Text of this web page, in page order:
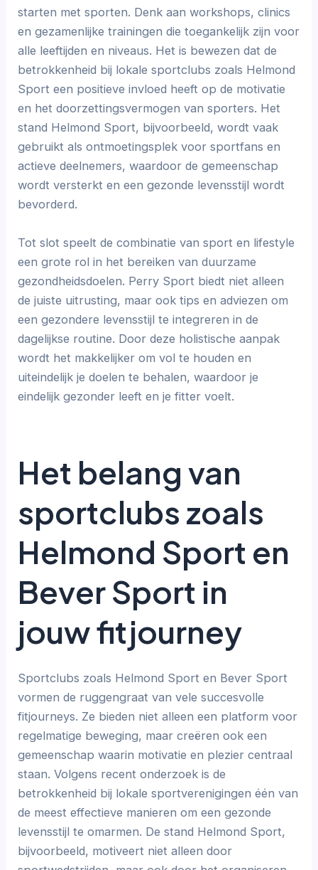
starten met sporten. Denk aan workshops, clinics
en gezamenlijke trainingen die toegankelijk zijn voor
alle leeftijden en niveaus. Het is bewezen dat de
betrokkenheid bij lokale sportclubs zoals Helmond
Sport een positieve invloed heeft op de motivatie
en het doorzettingsvermogen van sporters. Het
stand Helmond Sport, bijvoorbeeld, wordt vaak
gebruikt als ontmoetingsplek voor sportfans en
actieve deelnemers, waardoor de gemeenschap
wordt versterkt en een gezonde levensstijl wordt
bevorderd.
Tot slot speelt de combinatie van sport en lifestyle
een grote rol in het bereiken van duurzame
gezondheidsdoelen. Perry Sport biedt niet alleen
de juiste uitrusting, maar ook tips en adviezen om
een gezondere levensstijl te integreren in de
dagelijkse routine. Door deze holistische aanpak
wordt het makkelijker om vol te houden en
uiteindelijk je doelen te behalen, waardoor je
eindelijk gezonder leeft en je fitter voelt.
Het belang van
sportclubs zoals
Helmond Sport en
Bever Sport in
jouw fitjourney
Sportclubs zoals Helmond Sport en Bever Sport
vormen de ruggengraat van vele succesvolle
fitjourneys. Ze bieden niet alleen een platform voor
regelmatige beweging, maar creëren ook een
gemeenschap waarin motivatie en plezier centraal
staan. Volgens recent onderzoek is de
betrokkenheid bij lokale sportverenigingen één van
de meest effectieve manieren om een gezonde
levensstijl te omarmen. De stand Helmond Sport,
bijvoorbeeld, motiveert niet alleen door